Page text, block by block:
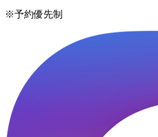
※予約優先制